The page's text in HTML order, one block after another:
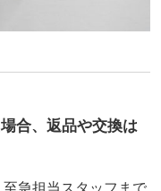
合、返品や交換は
急担当スタッフまで